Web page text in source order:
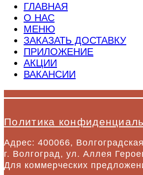
ГЛАВНАЯ
О НАС
МЕНЮ
ЗАКАЗАТЬ ДОСТАВКУ
ПРИЛОЖЕНИЕ
АКЦИИ
ВАКАНСИИ
Политика
Адрес: 400066,
г. Волгоград, ул. Аллея
Для коммерческих